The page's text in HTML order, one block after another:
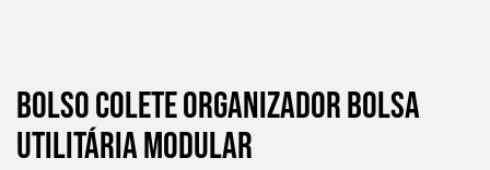
Bolso Colete Organizador Bolsa
Utilitária Modular